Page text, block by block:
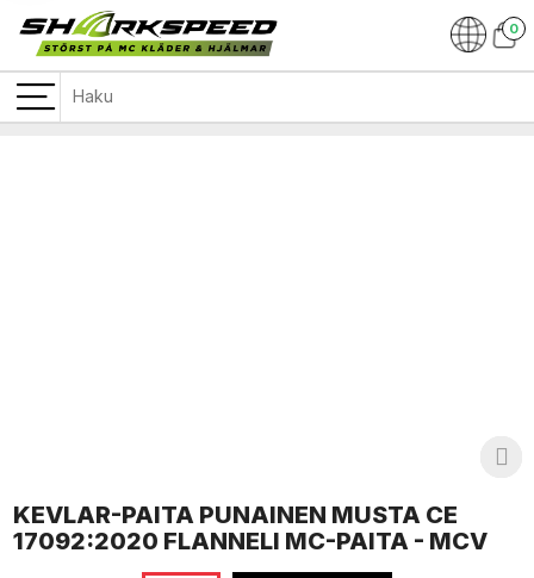
0
KEVLAR-PAITA PUNAINEN MUSTA CE
17092:2020 FLANNELI MC-PAITA - MCV